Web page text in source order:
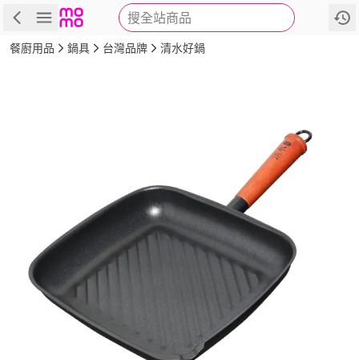
搜全站商品
商品 評價 詳情
餐廚用品 鍋具 台灣品牌 清水好鍋